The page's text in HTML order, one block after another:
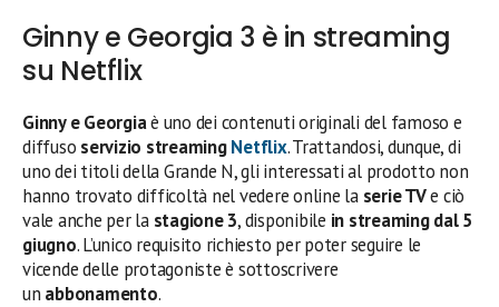
Ginny e Georgia 3 è in streaming
su Netflix
Ginny e Georgiaè uno dei contenuti originali del famoso e
diffuso servizio streamingNetflix. Trattandosi, dunque, di
uno dei titoli della Grande N, gli interessati al prodotto non
hanno trovato difficoltà nel vedere online la serie TVe ciò
vale anche per la stagione 3, disponibile in streaming dal 5
giugno. L’unico requisito richiesto per poter seguire le
vicende delle protagoniste è sottoscrivere
un abbonamento.